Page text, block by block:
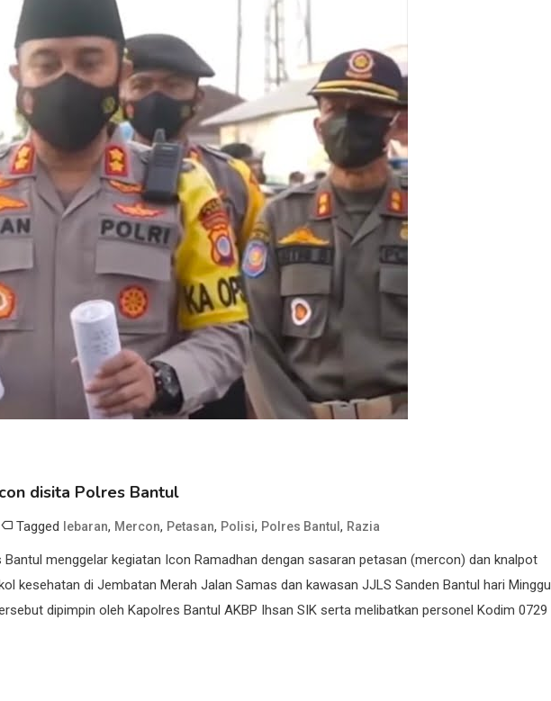
disita Polres Bantul
Tagged lebaran, Mercon, Petasan, Polisi, Polres Bantul , Razia
Bantul menggelar kegiatan Icon Ramadhan dengan sasaran petasan (mercon) dan knalpot
kesehatan di Jembatan Merah Jalan Samas dan kawasan JJLS Sanden Bantul hari Minggu
dipimpin oleh Kapolres Bantul AKBP Ihsan SIK serta melibatkan personel Kodim 0729